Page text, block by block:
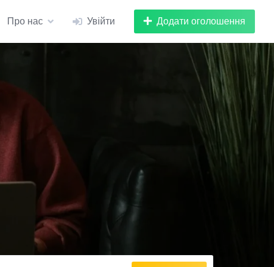
Про нас Увійти Додати оголошення